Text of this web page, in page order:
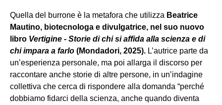
Quella del burrone è la metafora che utilizza Beatrice
Mautino, biotecnologa e divulgatrice, nel suo nuovo
libro Vertigine - Storie di chi si affida alla scienza e di
chi impara a farlo (Mondadori, 2025). L’autrice parte da
un’esperienza personale, ma poi allarga il discorso per
raccontare anche storie di altre persone, in un’indagine
collettiva che cerca di rispondere alla domanda “perché
dobbiamo fidarci della scienza, anche quando diventa